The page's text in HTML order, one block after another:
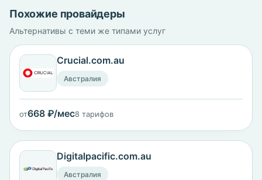
Похожие провайдеры
Альтернативы с теми же типами услуг
Crucial.com.au
Австралия
от668 ₽/мес8 тарифов
Digitalpacific.com.au
Австралия